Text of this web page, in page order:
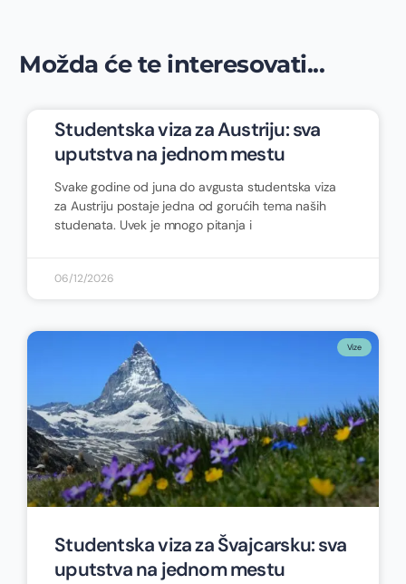
Možda će te interesovati...
Studentska viza za Austriju: sva
uputstva na jednom mestu
Svake godine od juna do avgusta studentska viza
za Austriju postaje jedna od gorućih tema naših
studenata. Uvek je mnogo pitanja i
06/12/2026
Vize
Studentska viza za Švajcarsku: sva
uputstva na jednom mestu